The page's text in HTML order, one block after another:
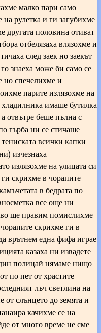
малко пари само
рулетка и ги загубихме
другата половина отиват
отбелязаха влязохме и
след заек но заекът
знаеха може би само се
но спечелихме и
парите излязохме на
имаше бутилка
отвътре беше пълна с
гърба ни се стичаше
всички капки
изчезнаха
излязохме на улицата си
скрихме в чорапите
в бедрата по
все още ни
ще правим помислихме
скрихме ги в
врътнем една фифа играе
казаха ни извадете
полицай нямаме нищо
по пет от храстите
лъч светлина на
от слънцето до земята и
качихме се на
от много време не сме